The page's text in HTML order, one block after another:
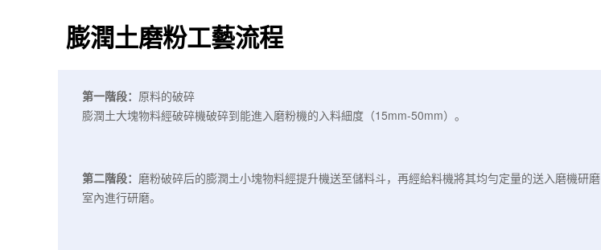
膨潤土磨粉工藝流程
第一階段： 原料的破碎
膨潤土大塊物料經破碎機破碎到能進入磨粉機的入料細度（15mm-50mm）。
第二階段： 磨粉破碎后的膨潤土小塊物料經提升機送至儲料斗，再經給料機將其均勻定量的送入磨機研磨
室內進行研磨。